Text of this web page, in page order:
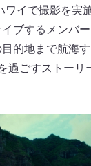
ワイで撮影を実
ブするメンバ
的地まで航海
過ごすストーリ